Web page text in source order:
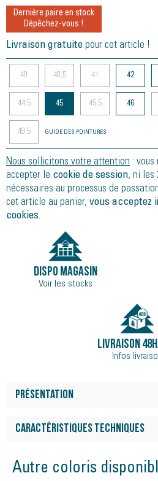
Dernière paire en stock
Dépêchez-vous !
Livraison gratuite pour cet article !
40 40,5 41 42
44,5 45 45,5 46
49,5 GUIDE DES POINTURES
Nous sollicitons votre attention : vous
accepter le cookie de session, ni les
nécessaires au processus de
cet article au panier, vous acceptez
cookies.
DISPO MAGASIN
Voir les stocks
LIVRAISON
Infos
Présentation
tout au long de la journée sur
Caractéristiques techniques
Une foulée légère et adaptable
Tige respirante performante
Autre coloris